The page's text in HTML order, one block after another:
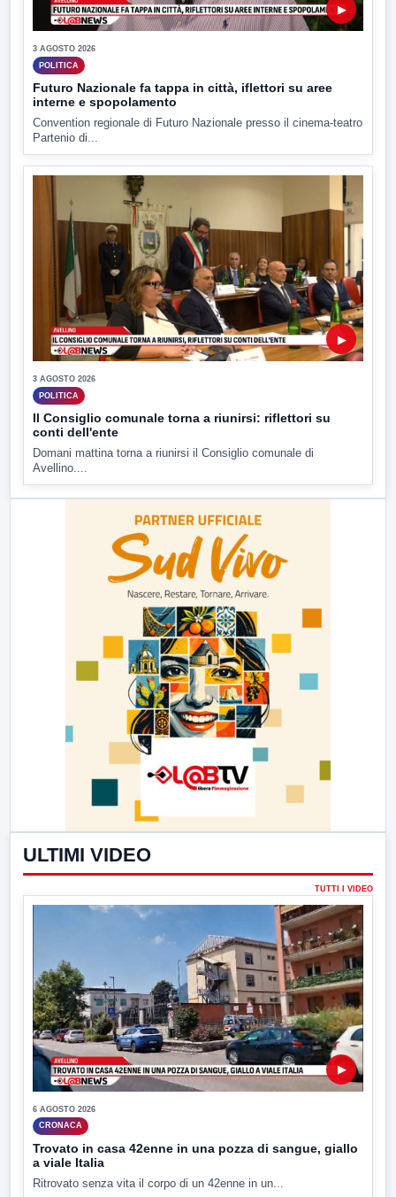
▶
3 AGOSTO 2026
POLITICA
Futuro Nazionale fa tappa in città, iflettori su aree
interne e spopolamento
Convention regionale di Futuro Nazionale presso il cinema-teatro
Partenio di...
▶
3 AGOSTO 2026
POLITICA
Il Consiglio comunale torna a riunirsi: riflettori su
conti dell'ente
Domani mattina torna a riunirsi il Consiglio comunale di
Avellino....
ULTIMI VIDEO
TUTTI I VIDEO
▶
6 AGOSTO 2026
CRONACA
Trovato in casa 42enne in una pozza di sangue, giallo
a viale Italia
Ritrovato senza vita il corpo di un 42enne in un...